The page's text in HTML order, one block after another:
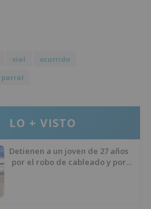
vial
ocurrido
parral
LO + VISTO
Detienen a un joven de 27 años
por el robo de cableado y por